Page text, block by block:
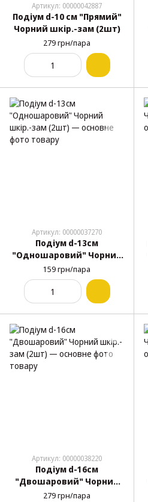
Артикул: 00000042887
Подіум d-10 см "Прямий"
Чорний шкір.-зам (2шт)
279 грн/пара
Артикул: 00000037270
Подіум d-13см
"Одношаровий" Чорний
шкір.-зам (2шт)
159 грн/пара
Артикул: 00000038220
Подіум d-16см
"Двошаровий" Чорний
шкір.-зам (2шт)
279 грн/пара